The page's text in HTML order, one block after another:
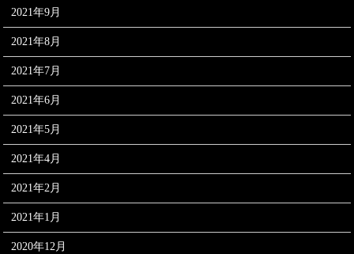
2021年9月
2021年8月
2021年7月
2021年6月
2021年5月
2021年4月
2021年2月
2021年1月
2020年12月